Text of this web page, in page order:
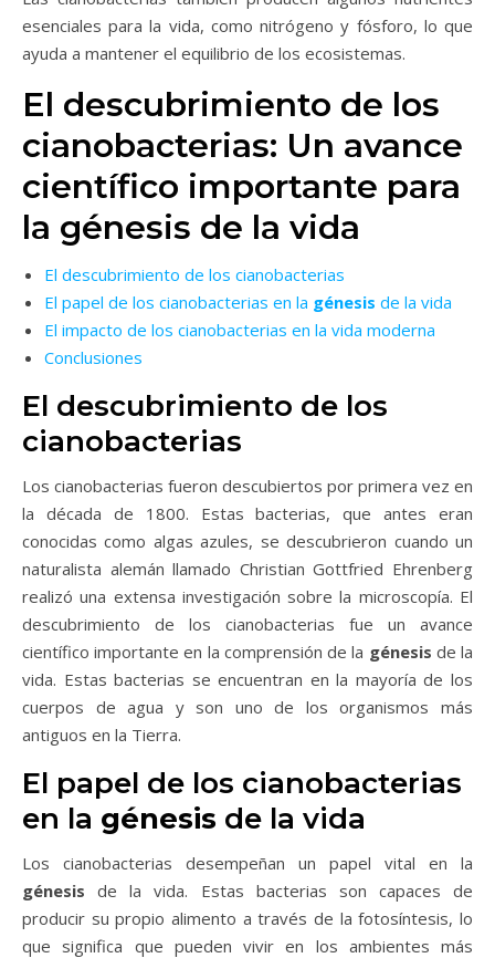
esenciales para la vida, como nitrógeno y fósforo, lo que
ayuda a mantener el equilibrio de los ecosistemas.
El descubrimiento de los
cianobacterias: Un avance
científico importante para
la génesis de la vida
El descubrimiento de los cianobacterias
El papel de los cianobacterias en la génesis de la vida
El impacto de los cianobacterias en la vida moderna
Conclusiones
El descubrimiento de los
cianobacterias
Los cianobacterias fueron descubiertos por primera vez en
la década de 1800. Estas bacterias, que antes eran
conocidas como algas azules, se descubrieron cuando un
naturalista alemán llamado Christian Gottfried Ehrenberg
realizó una extensa investigación sobre la microscopía. El
descubrimiento de los cianobacterias fue un avance
científico importante en la comprensión de la génesis de la
vida. Estas bacterias se encuentran en la mayoría de los
cuerpos de agua y son uno de los organismos más
antiguos en la Tierra.
El papel de los cianobacterias
en la génesis de la vida
Los cianobacterias desempeñan un papel vital en la
génesis de la vida. Estas bacterias son capaces de
producir su propio alimento a través de la fotosíntesis, lo
que significa que pueden vivir en los ambientes más